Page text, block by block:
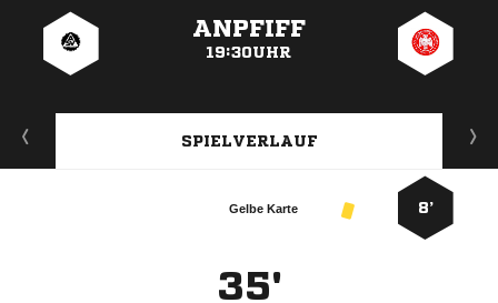
ANPFIFF
19:30UHR
SPIELVERLAUF
8’
Gelbe Karte
35'